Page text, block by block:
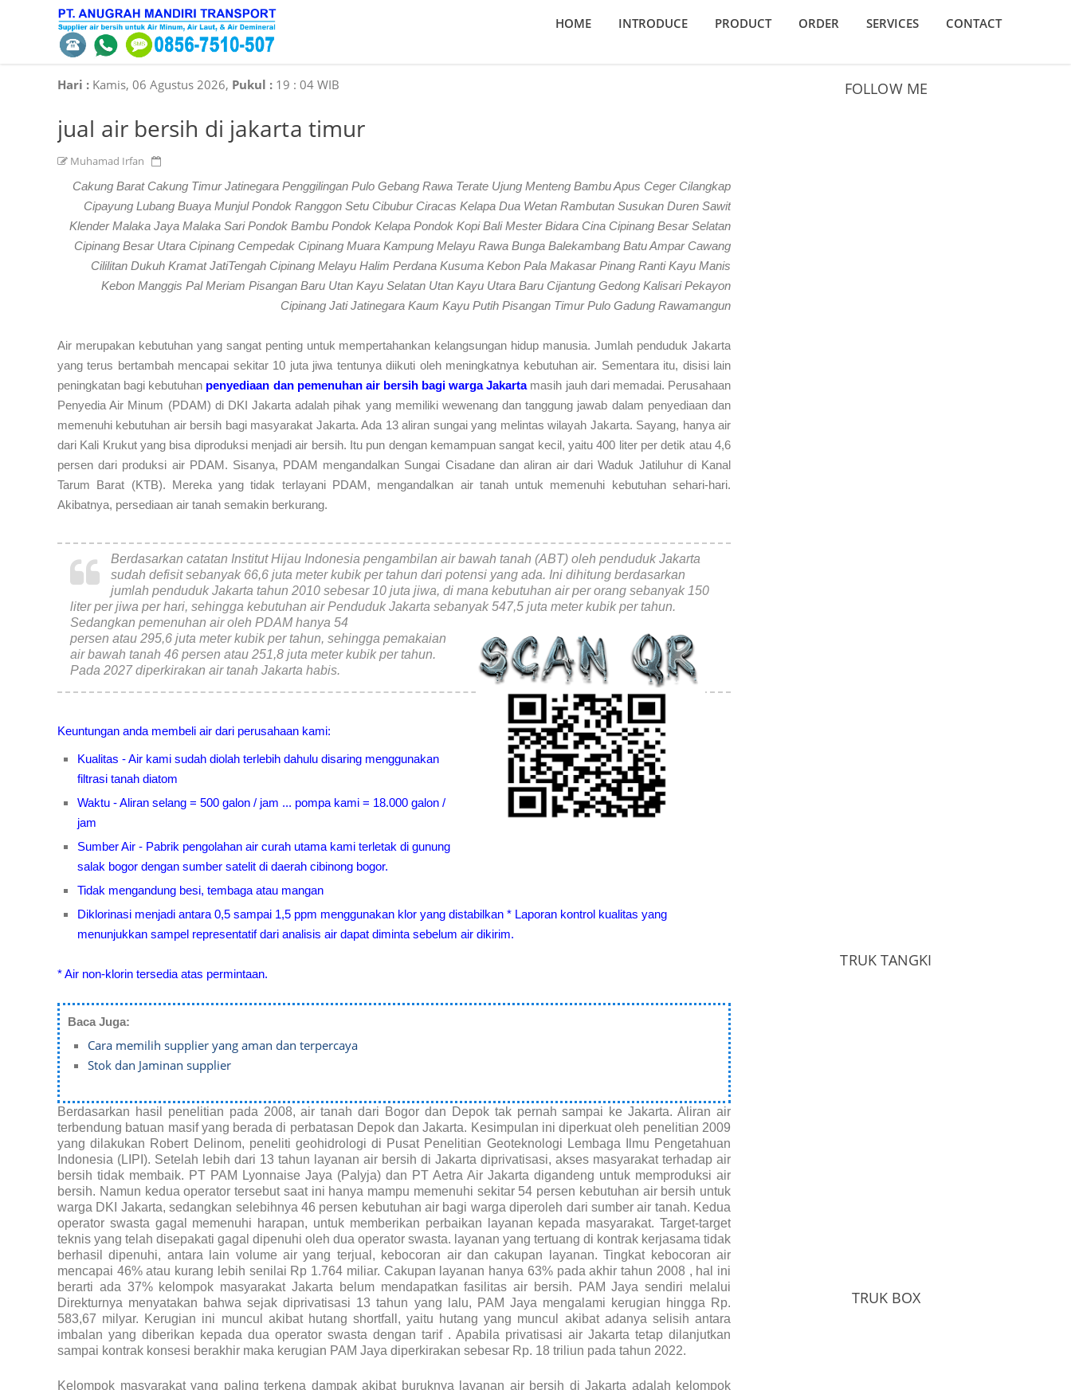
HOME INTRODUCE PRODUCT ORDER SERVICES CONTACT
Hari : Kamis, 06 Agustus 2026, Pukul : 19 : 04 WIB
jual air bersih di jakarta timur
Muhamad Irfan
Cakung Barat Cakung Timur Jatinegara Penggilingan Pulo Gebang Rawa Terate Ujung Menteng Bambu Apus Ceger Cilangkap
Cipayung Lubang Buaya Munjul Pondok Ranggon Setu Cibubur Ciracas Kelapa Dua Wetan Rambutan Susukan Duren Sawit
Klender Malaka Jaya Malaka Sari Pondok Bambu Pondok Kelapa Pondok Kopi Bali Mester Bidara Cina Cipinang Besar Selatan
Cipinang Besar Utara Cipinang Cempedak Cipinang Muara Kampung Melayu Rawa Bunga Balekambang Batu Ampar Cawang
Cililitan Dukuh Kramat JatiTengah Cipinang Melayu Halim Perdana Kusuma Kebon Pala Makasar Pinang Ranti Kayu Manis
Kebon Manggis Pal Meriam Pisangan Baru Utan Kayu Selatan Utan Kayu Utara Baru Cijantung Gedong Kalisari Pekayon
Cipinang Jati Jatinegara Kaum Kayu Putih Pisangan Timur Pulo Gadung Rawamangun
Air merupakan kebutuhan yang sangat penting untuk mempertahankan kelangsungan hidup manusia. Jumlah penduduk Jakarta
yang terus bertambah mencapai sekitar 10 juta jiwa tentunya diikuti oleh meningkatnya kebutuhan air. Sementara itu, disisi lain
peningkatan bagi kebutuhan penyediaan dan pemenuhan air bersih bagi warga Jakartamasih jauh dari memadai. Perusahaan
Penyedia Air Minum (PDAM) di DKI Jakarta adalah pihak yang memiliki wewenang dan tanggung jawab dalam penyediaan dan
memenuhi kebutuhan air bersih bagi masyarakat Jakarta. Ada 13 aliran sungai yang melintas wilayah Jakarta. Sayang, hanya air
dari Kali Krukut yang bisa diproduksi menjadi air bersih. Itu pun dengan kemampuan sangat kecil, yaitu 400 liter per detik atau 4,6
persen dari produksi air PDAM. Sisanya, PDAM mengandalkan Sungai Cisadane dan aliran air dari Waduk Jatiluhur di Kanal
Tarum Barat (KTB). Mereka yang tidak terlayani PDAM, mengandalkan air tanah untuk memenuhi kebutuhan sehari-hari.
Akibatnya, persediaan air tanah semakin berkurang.
Berdasarkan catatan Institut Hijau Indonesia pengambilan air bawah tanah (ABT) oleh penduduk Jakarta
sudah defisit sebanyak 66,6 juta meter kubik per tahun dari potensi yang ada. Ini dihitung berdasarkan
jumlah penduduk Jakarta tahun 2010 sebesar 10 juta jiwa, di mana kebutuhan air per orang sebanyak 150
liter per jiwa per hari, sehingga kebutuhan air Penduduk Jakarta sebanyak 547,5 juta meter kubik per tahun.
Sedangkan pemenuhan air oleh PDAM hanya 54
persen atau 295,6 juta meter kubik per tahun, sehingga pemakaian
air bawah tanah 46 persen atau 251,8 juta meter kubik per tahun.
Pada 2027 diperkirakan air tanah Jakarta habis.
Keuntungan anda membeli air dari perusahaan kami:
Kualitas - Air kami sudah diolah terlebih dahulu disaring menggunakan
filtrasi tanah diatom
Waktu - Aliran selang = 500 galon / jam ... pompa kami = 18.000 galon /
jam
Sumber Air - Pabrik pengolahan air curah utama kami terletak di gunung
salak bogor dengan sumber satelit di daerah cibinong bogor.
Tidak mengandung besi, tembaga atau mangan
Diklorinasi menjadi antara 0,5 sampai 1,5 ppm menggunakan klor yang distabilkan * Laporan kontrol kualitas yang
menunjukkan sampel representatif dari analisis air dapat diminta sebelum air dikirim.
* Air non-klorin tersedia atas permintaan.
Baca Juga:
Cara memilih supplier yang aman dan terpercaya
Stok dan Jaminan supplier
Berdasarkan hasil penelitian pada 2008, air tanah dari Bogor dan Depok tak pernah sampai ke Jakarta. Aliran air
terbendung batuan masif yang berada di perbatasan Depok dan Jakarta. Kesimpulan ini diperkuat oleh penelitian 2009
yang dilakukan Robert Delinom, peneliti geohidrologi di Pusat Penelitian Geoteknologi Lembaga Ilmu Pengetahuan
Indonesia (LIPI). Setelah lebih dari 13 tahun layanan air bersih di Jakarta diprivatisasi, akses masyarakat terhadap air
bersih tidak membaik. PT PAM Lyonnaise Jaya (Palyja) dan PT Aetra Air Jakarta digandeng untuk memproduksi air
bersih. Namun kedua operator tersebut saat ini hanya mampu memenuhi sekitar 54 persen kebutuhan air bersih untuk
warga DKI Jakarta, sedangkan selebihnya 46 persen kebutuhan air bagi warga diperoleh dari sumber air tanah. Kedua
operator swasta gagal memenuhi harapan, untuk memberikan perbaikan layanan kepada masyarakat. Target-target
teknis yang telah disepakati gagal dipenuhi oleh dua operator swasta. layanan yang tertuang di kontrak kerjasama tidak
berhasil dipenuhi, antara lain volume air yang terjual, kebocoran air dan cakupan layanan. Tingkat kebocoran air
mencapai 46% atau kurang lebih senilai Rp 1.764 miliar. Cakupan layanan hanya 63% pada akhir tahun 2008 , hal ini
berarti ada 37% kelompok masyarakat Jakarta belum mendapatkan fasilitas air bersih. PAM Jaya sendiri melalui
Direkturnya menyatakan bahwa sejak diprivatisasi 13 tahun yang lalu, PAM Jaya mengalami kerugian hingga Rp.
583,67 milyar. Kerugian ini muncul akibat hutang shortfall, yaitu hutang yang muncul akibat adanya selisih antara
imbalan yang diberikan kepada dua operator swasta dengan tarif . Apabila privatisasi air Jakarta tetap dilanjutkan
sampai kontrak konsesi berakhir maka kerugian PAM Jaya diperkirakan sebesar Rp. 18 triliun pada tahun 2022.
Kelompok masyarakat yang paling terkena dampak akibat buruknya layanan air bersih di Jakarta adalah kelompok
FOLLOW ME
TRUK TANGKI
TRUK BOX